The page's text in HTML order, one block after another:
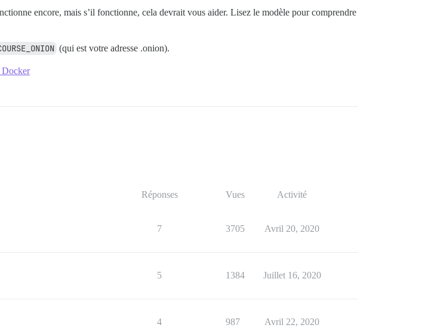
encore, mais s’il fonctionne, cela devrait vous aider. Lisez le modèle pour comprendre
(qui est votre adresse .onion).
Docker
Réponses Vues Activité
7 3705 Avril 20, 2020
5 1384 Juillet 16, 2020
4 987 Avril 22, 2020